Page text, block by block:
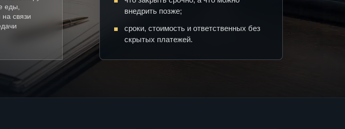
еды,
связи
внедрить позже;
сроки, стоимость и ответственных без
скрытых платежей.